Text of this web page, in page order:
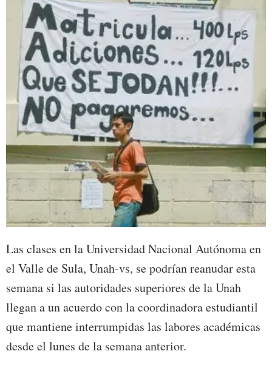
Las clases en la Universidad Nacional Autónoma en
el Valle de Sula, Unah-vs, se podrían reanudar esta
semana si las autoridades superiores de la Unah
llegan a un acuerdo con la coordinadora estudiantil
que mantiene interrumpidas las labores académicas
desde el lunes de la semana anterior.